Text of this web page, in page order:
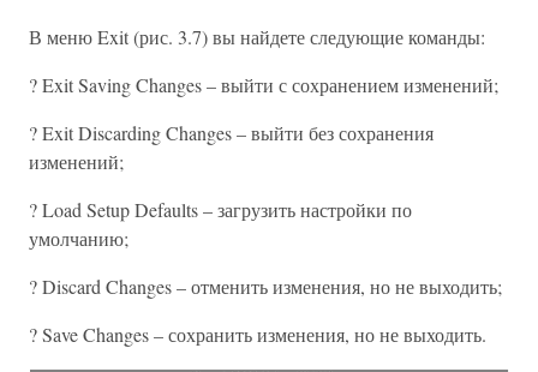
В меню Exit (рис. 3.7) вы найдете следующие команды:
? Exit Saving Changes – выйти с сохранением изменений;
? Exit Discarding Changes – выйти без сохранения
изменений;
? Load Setup Defaults – загрузить настройки по
умолчанию;
? Discard Changes – отменить изменения, но не выходить;
? Save Changes – сохранить изменения, но не выходить.